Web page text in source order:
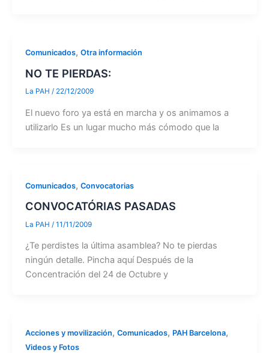
Comunicados, Otra información
NO TE PIERDAS:
La PAH / 22/12/2009
El nuevo foro ya está en marcha y os animamos a
utilizarlo Es un lugar mucho más cómodo que la
Comunicados, Convocatorias
CONVOCATÓRIAS PASADAS
La PAH / 11/11/2009
¿Te perdistes la última asamblea? No te pierdas
ningún detalle. Pincha aquí Después de la
Concentración del 24 de Octubre y
Acciones y movilización, Comunicados, PAH Barcelona,
Videos y Fotos